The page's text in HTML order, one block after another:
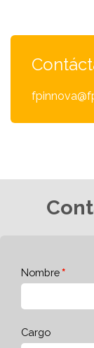
Nombre
Cargo